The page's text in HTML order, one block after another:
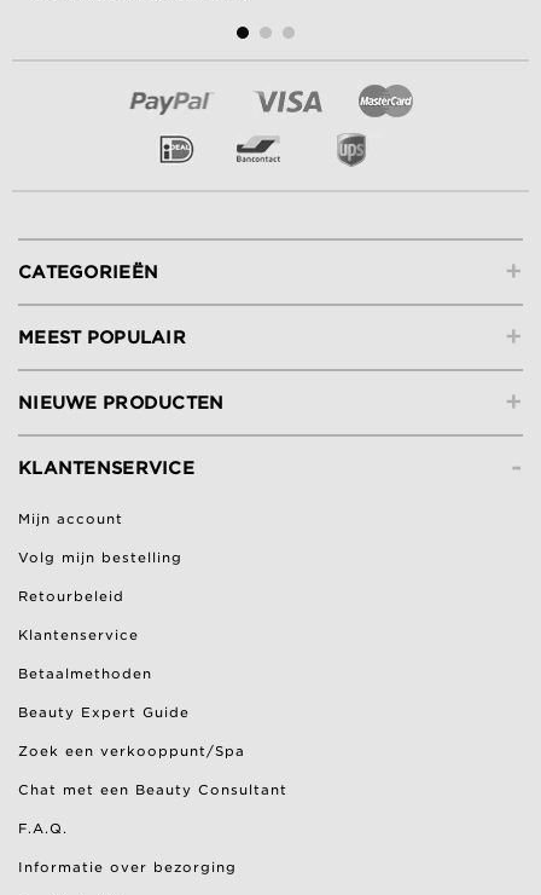
+
CATEGORIEËN
+
MEEST POPULAIR
+
NIEUWE PRODUCTEN
-
KLANTENSERVICE
Mijn account
Volg mijn bestelling
Retourbeleid
Klantenservice
Betaalmethoden
Beauty Expert Guide
Zoek een verkooppunt/Spa
Chat met een Beauty Consultant
F.A.Q.
Informatie over bezorging